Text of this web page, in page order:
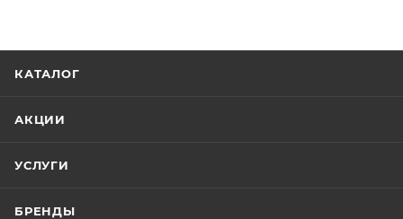
КАТАЛОГ
АКЦИИ
УСЛУГИ
БРЕНДЫ